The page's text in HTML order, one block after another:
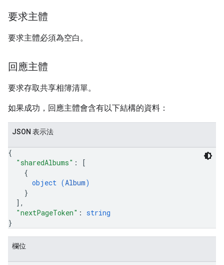
要求主體
要求主體必須為空白。
回應主體
要求存取共享相簿清單。
如果成功，回應主體會含有以下結構的資料：
JSON 表示法
{
"sharedAlbums" :
[
{
object (Album)
}
] ,
"nextPageToken" : string
}
欄位